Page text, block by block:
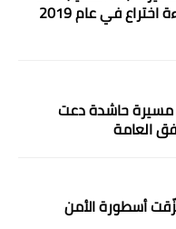
يكسر
من
لغز الزهايمر وتتوج ببراءة اختراع في عام 2019
مسيرة حاشدة دعت
العامة
أسطورة الأمن